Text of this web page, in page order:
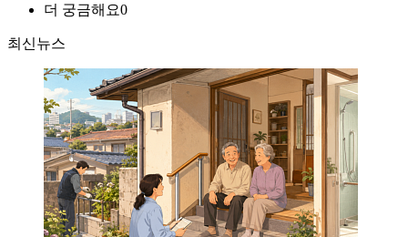
더 궁금해요0
최신뉴스